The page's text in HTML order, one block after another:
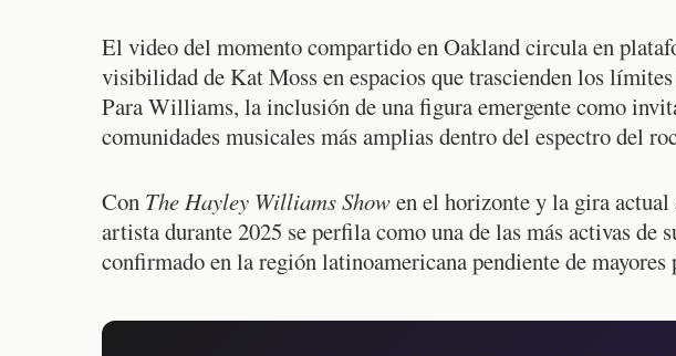
El video del momento compartido en Oakland circula en
visibilidad de Kat Moss en espacios que trascienden los
Para Williams, la inclusión de una figura emergente como
comunidades musicales más amplias dentro del espectro del
Con The Hayley Williams Showen el horizonte y la gira actual
artista durante 2025 se perfila como una de las más activas de
confirmado en la región latinoamericana pendiente de mayores